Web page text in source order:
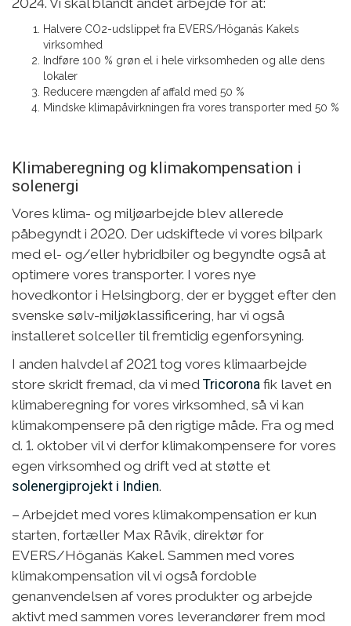
2024. Vi skal blandt andet arbejde for at:
Halvere CO2-udslippet fra EVERS/Höganäs Kakels
virksomhed
Indføre 100 % grøn el i hele virksomheden og alle dens
lokaler
Reducere mængden af affald med 50 %
Mindske klimapåvirkningen fra vores transporter med 50 %
Klimaberegning og klimakompensation i
solenergi
Vores klima- og miljøarbejde blev allerede
påbegyndt i 2020. Der udskiftede vi vores bilpark
med el- og/eller hybridbiler og begyndte også at
optimere vores transporter. I vores nye
hovedkontor i Helsingborg, der er bygget efter den
svenske sølv-miljøklassificering, har vi også
installeret solceller til fremtidig egenforsyning.
I anden halvdel af 2021 tog vores klimaarbejde
store skridt fremad, da vi med Tricorona fik lavet en
klimaberegning for vores virksomhed, så vi kan
klimakompensere på den rigtige måde. Fra og med
d. 1. oktober vil vi derfor klimakompensere for vores
egen virksomhed og drift ved at støtte et
solenergiprojekt i Indien.
– Arbejdet med vores klimakompensation er kun
starten, fortæller Max Råvik, direktør for
EVERS/Höganäs Kakel. Sammen med vores
klimakompensation vil vi også fordoble
genanvendelsen af vores produkter og arbejde
aktivt med sammen vores leverandører frem mod